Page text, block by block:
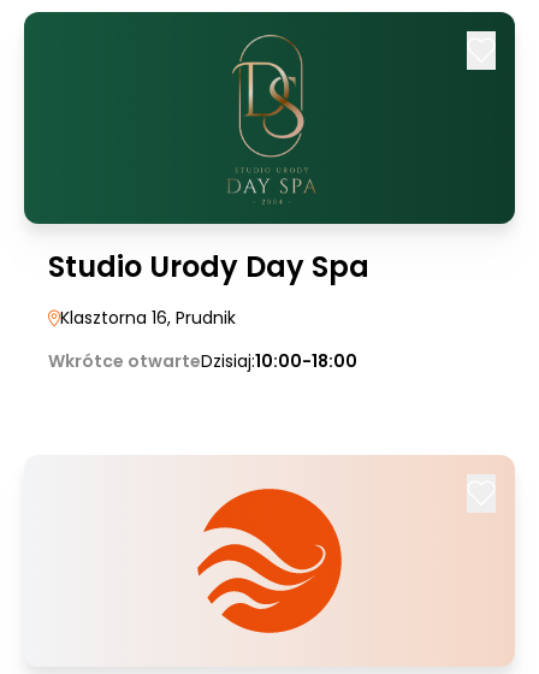
Studio Urody Day Spa
Klasztorna 16, Prudnik
Wkrótce otwarteDzisiaj:10:00-18:00